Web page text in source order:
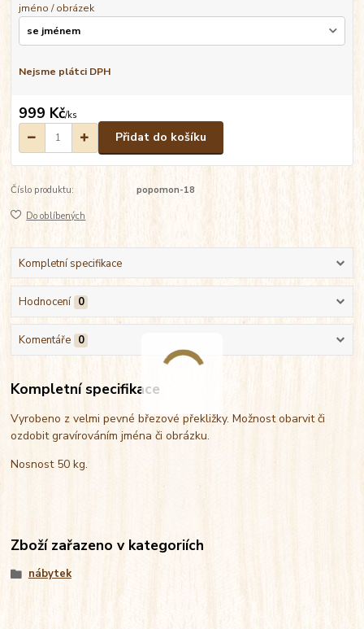
jméno / obrázek
Nejsme plátci DPH
999 Kč/ks
Přidat do košíku
Číslo produktu: popomon-18
Do oblíbených
Kompletní specifikace
Hodnocení 0
Komentáře 0
Kompletní specifikace
Vyrobeno z velmi pevné březové překližky. Možnost obarvit či
ozdobit gravírováním jména či obrázku.
Nosnost 50 kg.
Zboží zařazeno v kategoriích
nábytek